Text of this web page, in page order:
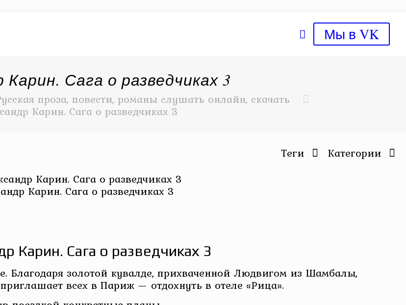
Мы в VK
Карин. Сага о разведчиках 3
проза, повести, романы слушать онлайн, скачать
Карин. Сага о разведчиках 3
Категории
Теги
Карин. Сага о разведчиках 3
Карин. Сага о разведчиках 3
Благодаря золотой кувалде, прихваченной Людвигом из Шамбалы,
всех в Париж — отдохнуть в отеле «Рица».